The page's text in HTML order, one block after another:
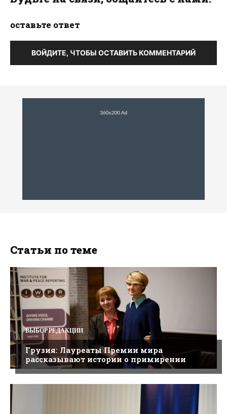
оставьте ответ
ВОЙДИТЕ, ЧТОБЫ ОСТАВИТЬ КОММЕНТАРИЙ
Статьи по теме
ВЫБОР РЕДАКЦИИ
Грузия: Лауреаты Премии мира
рассказывают истории о примирении